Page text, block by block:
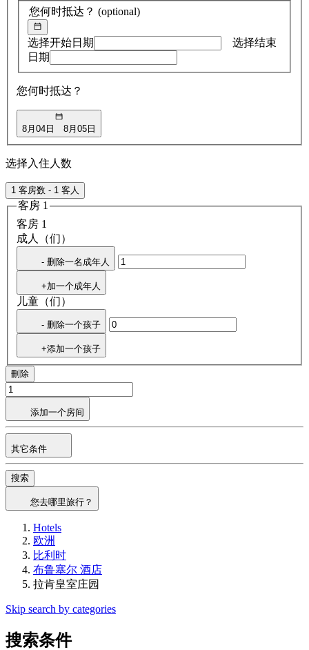
您何时抵达？ (optional)
选择开始日期
选择结束
日期
您何时抵达？
8月04日 8月05日
选择入住人数
1 客房数 - 1 客人
客房 1
客房 1
成人（们）
- 删除一名成年人
+加一个成年人
儿童（们）
- 删除一个孩子
+添加一个孩子
刪除
添加一个房间
其它条件
搜索
您去哪里旅行？
Hotels
欧洲
比利时
布鲁塞尔 酒店
拉肯皇室庄园
Skip search by categories
搜索条件